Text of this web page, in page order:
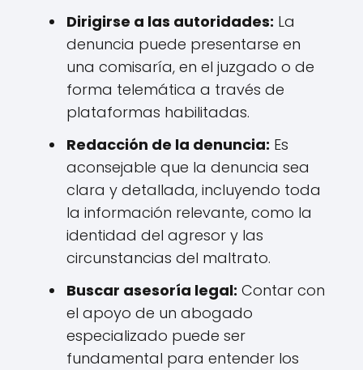
Dirigirse a las autoridades: La
denuncia puede presentarse en
una comisaría, en el juzgado o de
forma telemática a través de
plataformas habilitadas.
Redacción de la denuncia: Es
aconsejable que la denuncia sea
clara y detallada, incluyendo toda
la información relevante, como la
identidad del agresor y las
circunstancias del maltrato.
Buscar asesoría legal: Contar con
el apoyo de un abogado
especializado puede ser
fundamental para entender los